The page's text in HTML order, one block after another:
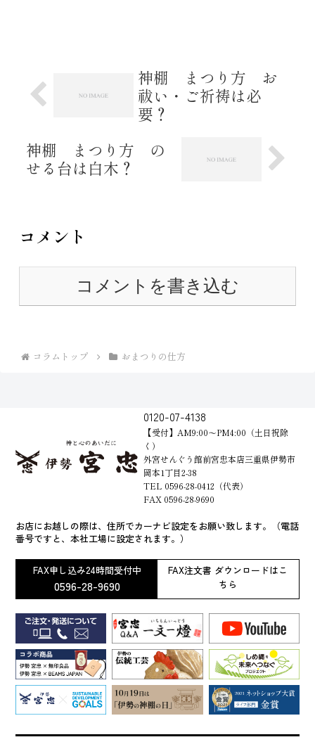
神棚 まつり方 お
祓い・ご祈祷は必
要？
神棚 まつり方 の
せる台は白木？
コメント
コメントを書き込む
コラムトップ おまつりの仕方
0120-07-4138
【受付】AM9:00～PM4:00（土日祝除
く）
外宮せんぐう館前宮忠本店三重県伊勢市
岡本1丁目2-38
TEL 0596-28-0412（代表）
FAX 0596-28-9690
お店にお越しの際は、住所でカーナビ設定をお願い致します。（電話
番号ですと、本社工場に設定されます。）
FAX申し込み24時間受付中
0596-28-9690
FAX注文書 ダウンロードはこ
ちら